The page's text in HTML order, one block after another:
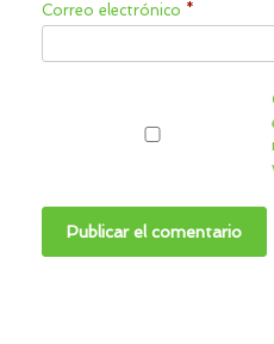
Correo electrónico *